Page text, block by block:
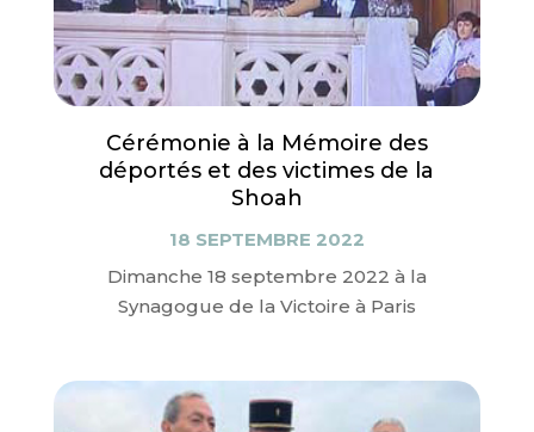
Cérémonie à la Mémoire des
déportés et des victimes de la
Shoah
18 SEPTEMBRE 2022
Dimanche 18 septembre 2022 à la
Synagogue de la Victoire à Paris